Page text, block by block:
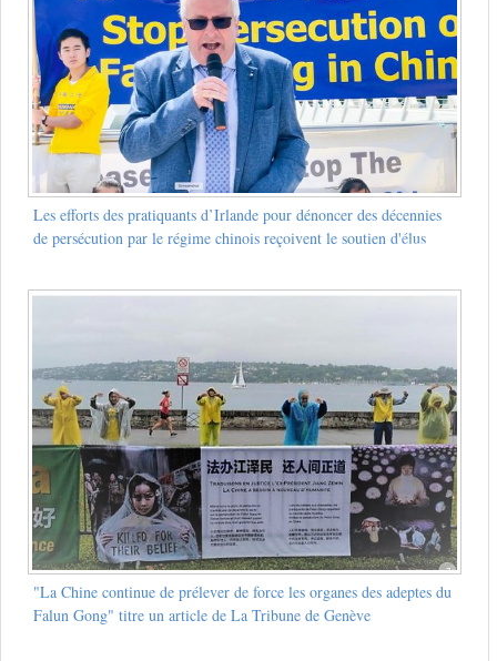
Les efforts des pratiquants d’Irlande pour dénoncer des décennies
de persécution par le régime chinois reçoivent le soutien d'élus
"La Chine continue de prélever de force les organes des adeptes du
Falun Gong" titre un article de La Tribune de Genève